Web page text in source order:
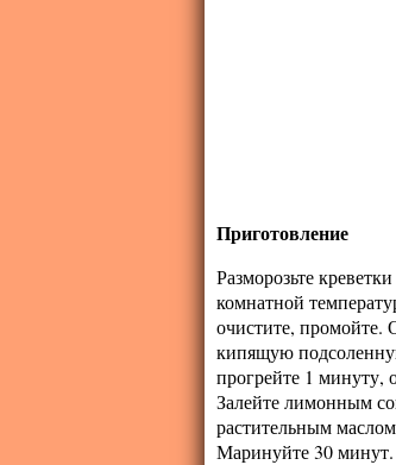
Приготовление
Разморозьте
комнатной
очистите, промойте.
кипящую
прогрейте 1 минуту,
Залейте лимонным
растительным
Маринуйте 30 минут.